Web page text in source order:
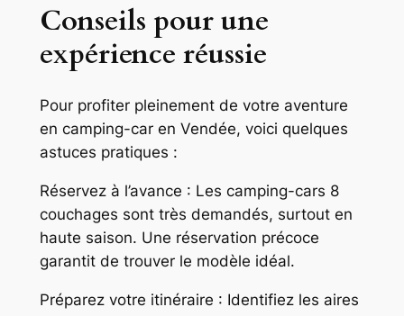
Conseils pour une
expérience réussie
Pour profiter pleinement de votre aventure
en camping-car en Vendée, voici quelques
astuces pratiques :
Réservez à l’avance : Les camping-cars 8
couchages sont très demandés, surtout en
haute saison. Une réservation précoce
garantit de trouver le modèle idéal.
Préparez votre itinéraire : Identifiez les aires